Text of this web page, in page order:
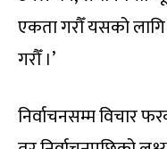
एकता गरौँ यसको
गरौँ ।’
निर्वाचनसम्म विचार